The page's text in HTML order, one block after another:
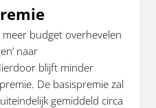
budget overhevelen
naar
blijft minder
De basispremie zal
gemiddeld circa